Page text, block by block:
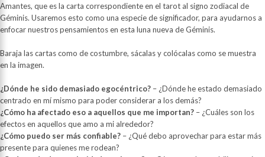
Amantes, que es la carta correspondiente en el tarot al signo zodiacal de
Géminis. Usaremos esto como una especie de significador, para ayudarnos a
enfocar nuestros pensamientos en esta luna nueva de Géminis.
Baraja las cartas como de costumbre, sácalas y colócalas como se muestra
en la imagen.
¿Dónde he sido demasiado egocéntrico? – ¿Dónde he estado demasiado
centrado en mí mismo para poder considerar a los demás?
¿Cómo ha afectado eso a aquellos que me importan? – ¿Cuáles son los
efectos en aquellos que amo a mi alrededor?
¿Cómo puedo ser más confiable? – ¿Qué debo aprovechar para estar más
presente para quienes me rodean?